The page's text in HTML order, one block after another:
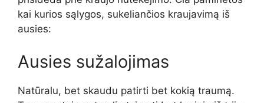
kai kurios sąlygos, sukeliančios kraujavimą iš
ausies:
Ausies sužalojimas
Natūralu, bet skaudu patirti bet kokią traumą.